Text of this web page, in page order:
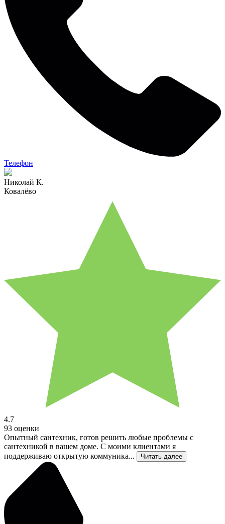
Телефон
Николай К.
Ковалёво
4.7
93 оценки
Опытный сантехник, готов решить любые проблемы с
сантехникой в вашем доме. С моими клиентами я
поддерживаю открытую коммуника...
Читать далее